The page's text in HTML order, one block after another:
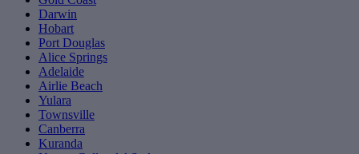
Darwin
Hobart
Port Douglas
Alice Springs
Adelaide
Airlie Beach
Yulara
Townsville
Canberra
Kuranda